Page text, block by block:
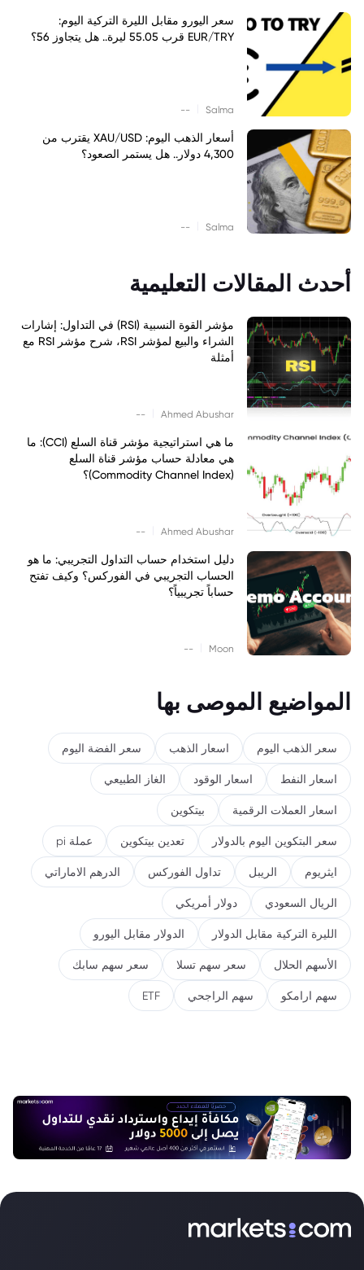
سعر اليورو مقابل الليرة التركية اليوم:
EUR/TRY قرب 55.05 ليرة.. هل يتجاوز 56؟
Salma
--
أسعار الذهب اليوم: XAU/USD يقترب من
4,300 دولار.. هل يستمر الصعود؟
Salma
--
أحدث المقالات التعليمية
مؤشر القوة النسبية (RSI) في التداول: إشارات
الشراء والبيع لمؤشر RSI، شرح مؤشر RSI مع
أمثلة
Ahmed Abushar
--
ما هي استراتيجية مؤشر قناة السلع (CCI): ما
هي معادلة حساب مؤشر قناة السلع
(Commodity Channel Index)؟
Ahmed Abushar
--
دليل استخدام حساب التداول التجريبي: ما هو
الحساب التجريبي في الفوركس؟ وكيف تفتح
حساباً تجريبياً؟
Moon
--
المواضيع الموصى بها
سعر الذهب اليوم اسعار الذهب سعر الفضة اليوم
اسعار النفط اسعار الوقود الغاز الطبيعي
اسعار العملات الرقمية بيتكوين
سعر البتكوين اليوم بالدولار تعدين بيتكوين عملة pi
ايثريوم الريبل تداول الفوركس الدرهم الاماراتي
الريال السعودي دولار أمريكي
الليرة التركية مقابل الدولار الدولار مقابل اليورو
الأسهم الحلال سعر سهم تسلا سعر سهم سابك
سهم ارامكو سهم الراجحي ETF